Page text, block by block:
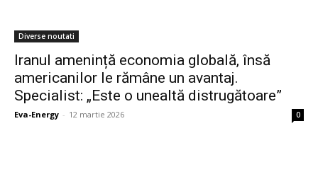
Diverse noutati
Iranul amenință economia globală, însă
americanilor le rămâne un avantaj.
Specialist: „Este o unealtă distrugătoare”
Eva-Energy - 12 martie 2026 0